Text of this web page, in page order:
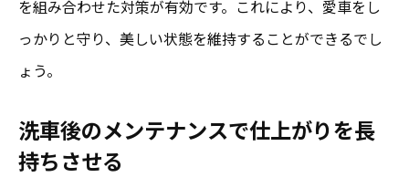
効果的な花粉除去のための洗車手法
花粉シーズンを乗り切るための洗車の工夫
環境に優しい花粉対策洗車のすすめ
を組み合わせた対策が有効です。これにより、愛車をし
っかりと守り、美しい状態を維持することができるでし
ょう。
洗車後のメンテナンスで仕上がりを長
持ちさせる